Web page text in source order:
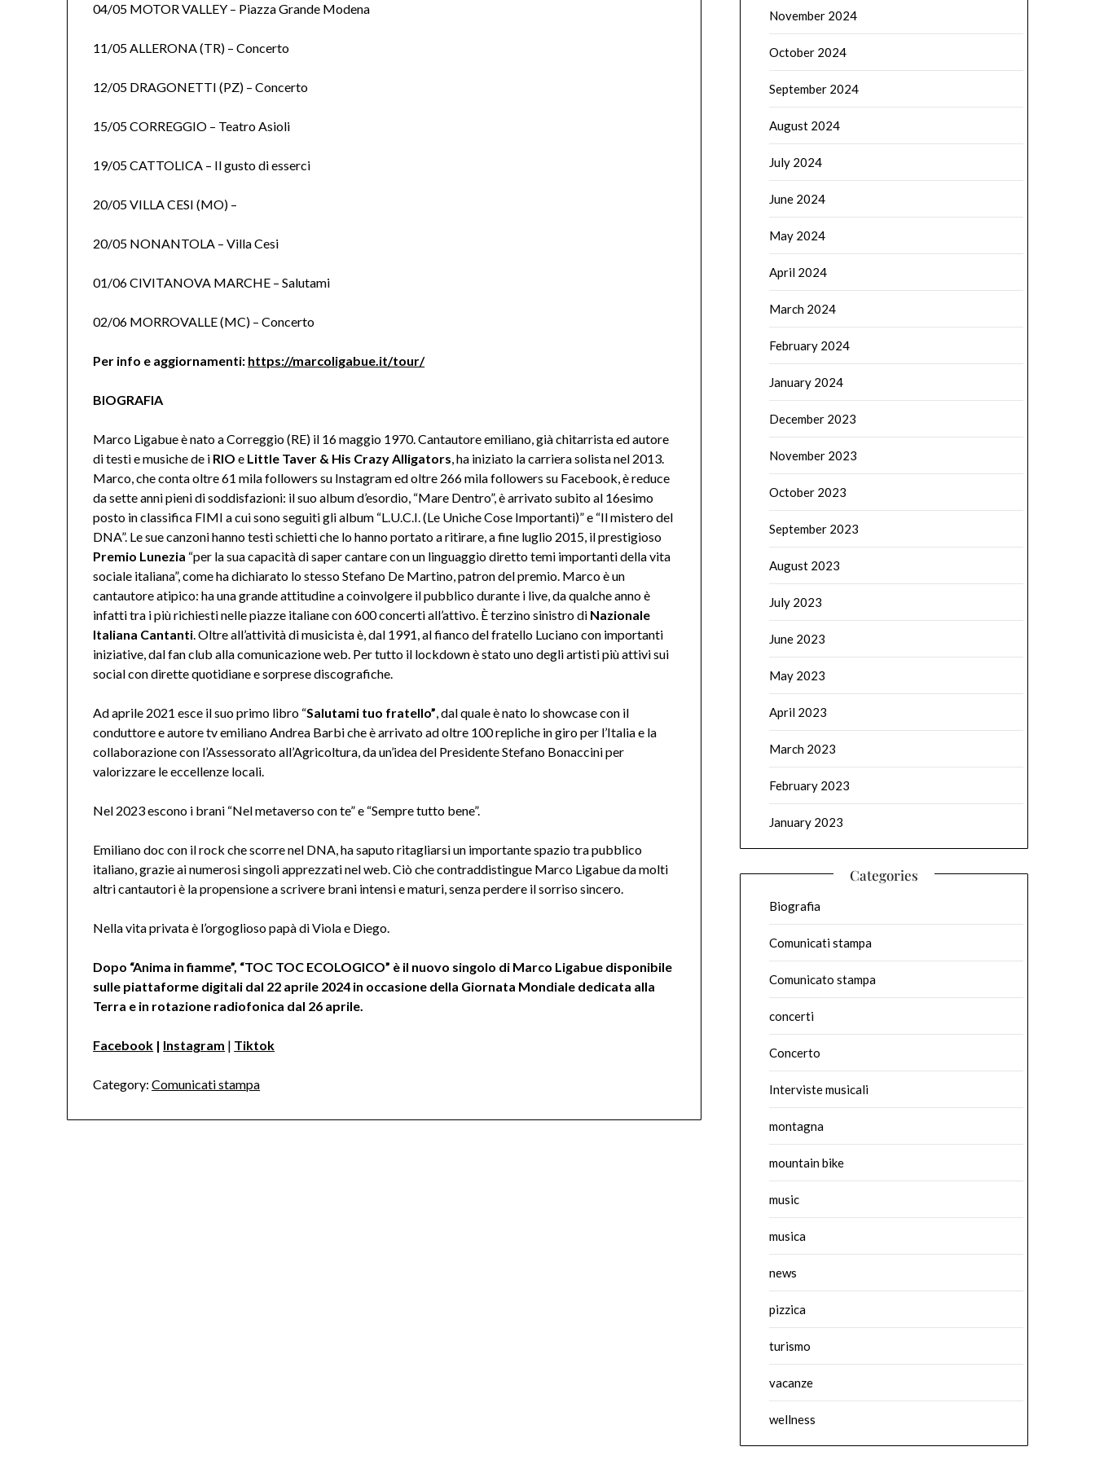
04/05 MOTOR VALLEY – Piazza Grande Modena
11/05 ALLERONA (TR) – Concerto
12/05 DRAGONETTI (PZ) – Concerto
15/05 CORREGGIO – Teatro Asioli
19/05 CATTOLICA – Il gusto di esserci
20/05 VILLA CESI (MO) –
20/05 NONANTOLA – Villa Cesi
01/06 CIVITANOVA MARCHE – Salutami
02/06 MORROVALLE (MC) – Concerto
Per info e aggiornamenti: https://marcoligabue.it/tour/
BIOGRAFIA
Marco Ligabue è nato a Correggio (RE) il 16 maggio 1970. Cantautore emiliano, già chitarrista ed autore
di testi e musiche de i RIO e Little Taver & His Crazy Alligators, ha iniziato la carriera solista nel 2013.
Marco, che conta oltre 61 mila followers su Instagram ed oltre 266 mila followers su Facebook, è reduce
da sette anni pieni di soddisfazioni: il suo album d’esordio, “Mare Dentro”, è arrivato subito al 16esimo
posto in classifica FIMI a cui sono seguiti gli album “L.U.C.I. (Le Uniche Cose Importanti)” e “Il mistero del
DNA”. Le sue canzoni hanno testi schietti che lo hanno portato a ritirare, a fine luglio 2015, il prestigioso
Premio Lunezia “per la sua capacità di saper cantare con un linguaggio diretto temi importanti della vita
sociale italiana”, come ha dichiarato lo stesso Stefano De Martino, patron del premio. Marco è un
cantautore atipico: ha una grande attitudine a coinvolgere il pubblico durante i live, da qualche anno è
infatti tra i più richiesti nelle piazze italiane con 600 concerti all’attivo. È terzino sinistro di Nazionale
Italiana Cantanti. Oltre all’attività di musicista è, dal 1991, al fianco del fratello Luciano con importanti
iniziative, dal fan club alla comunicazione web. Per tutto il lockdown è stato uno degli artisti più attivi sui
social con dirette quotidiane e sorprese discografiche.
Ad aprile 2021 esce il suo primo libro “Salutami tuo fratello”, dal quale è nato lo showcase con il
conduttore e autore tv emiliano Andrea Barbi che è arrivato ad oltre 100 repliche in giro per l’Italia e la
collaborazione con l’Assessorato all’Agricoltura, da un’idea del Presidente Stefano Bonaccini per
valorizzare le eccellenze locali.
Nel 2023 escono i brani “Nel metaverso con te” e “Sempre tutto bene”.
Emiliano doc con il rock che scorre nel DNA, ha saputo ritagliarsi un importante spazio tra pubblico
italiano, grazie ai numerosi singoli apprezzati nel web. Ciò che contraddistingue Marco Ligabue da molti
altri cantautori è la propensione a scrivere brani intensi e maturi, senza perdere il sorriso sincero.
Nella vita privata è l’orgoglioso papà di Viola e Diego.
Dopo “Anima in fiamme”, “TOC TOC ECOLOGICO” è il nuovo singolo di Marco Ligabue disponibile
sulle piattaforme digitali dal 22 aprile 2024 in occasione della Giornata Mondiale dedicata alla
Terra e in rotazione radiofonica dal 26 aprile.
Facebook | Instagram | Tiktok
Category: Comunicati stampa
November 2024
October 2024
September 2024
August 2024
July 2024
June 2024
May 2024
April 2024
March 2024
February 2024
January 2024
December 2023
November 2023
October 2023
September 2023
August 2023
July 2023
June 2023
May 2023
April 2023
March 2023
February 2023
January 2023
Categories
Biografia
Comunicati stampa
Comunicato stampa
concerti
Concerto
Interviste musicali
montagna
mountain bike
music
musica
news
pizzica
turismo
vacanze
wellness